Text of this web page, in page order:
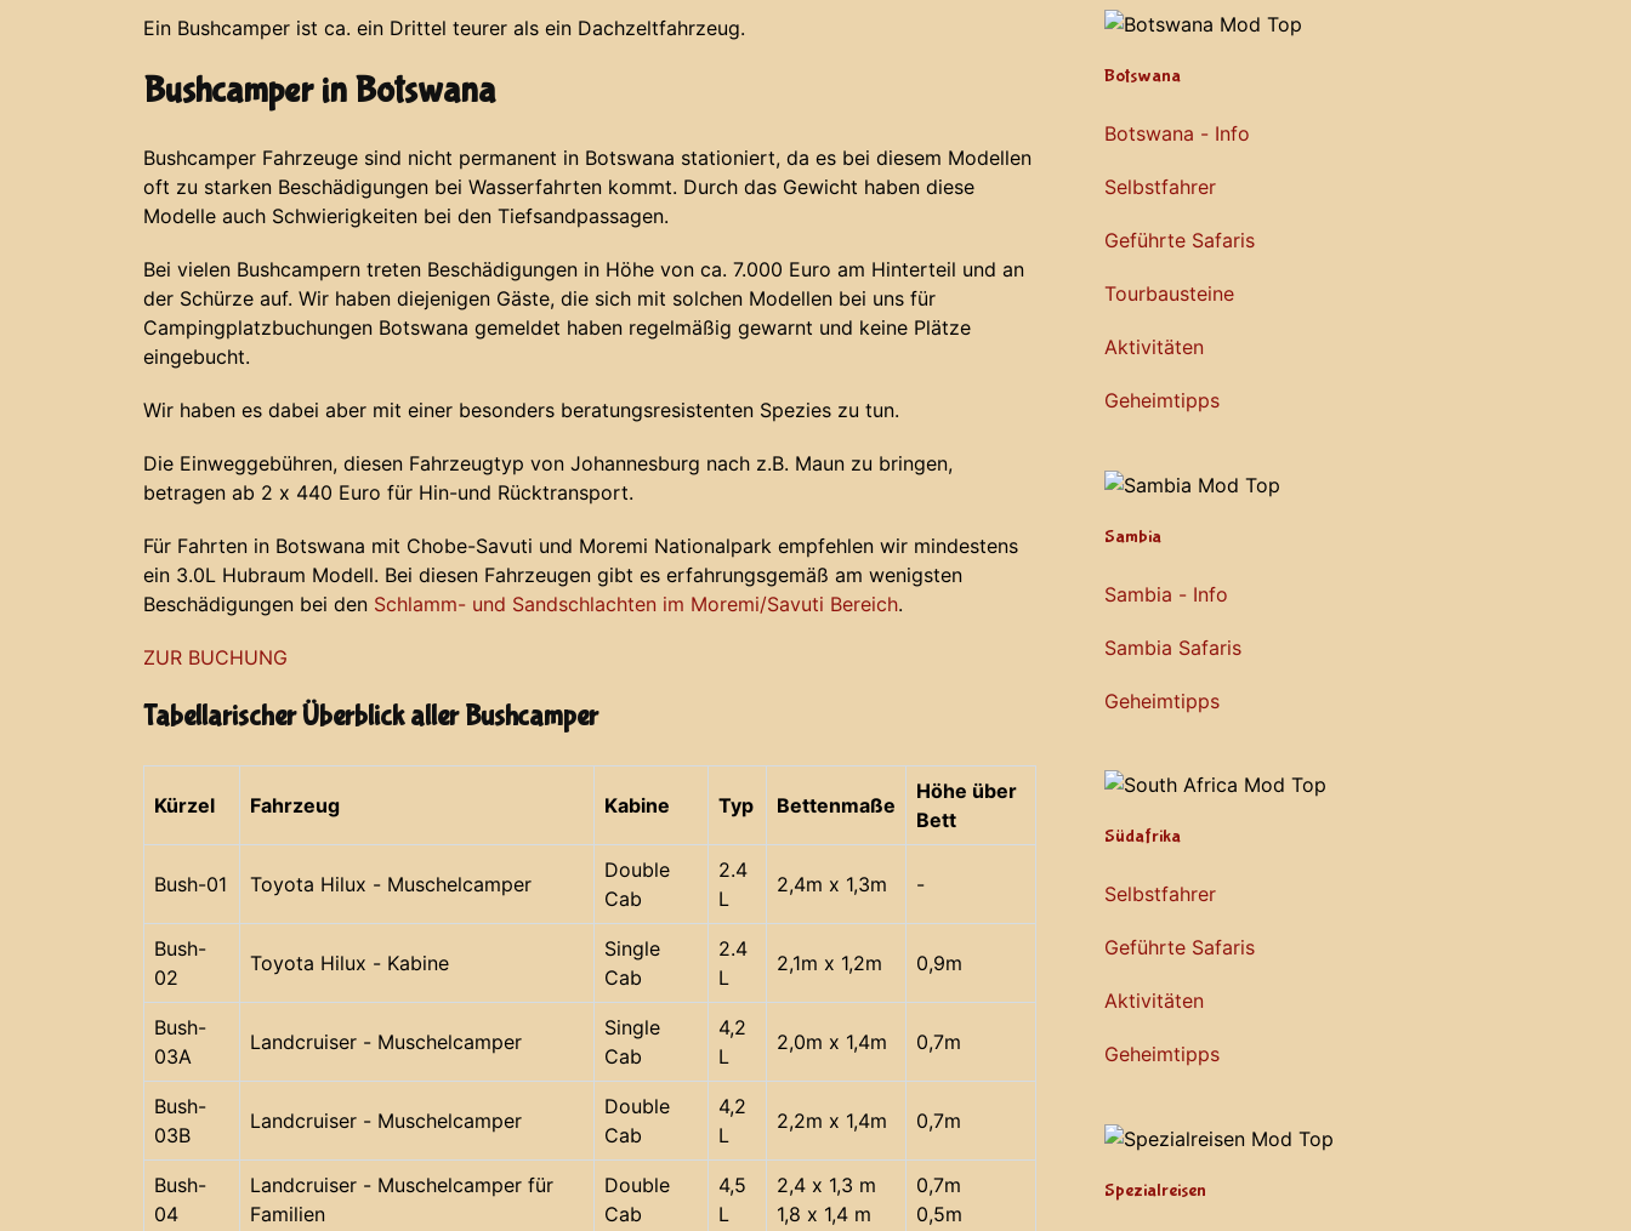
Ein Bushcamper ist ca. ein Drittel teurer als ein Dachzeltfahrzeug.
Bushcamper in Botswana
Bushcamper Fahrzeuge sind nicht permanent in Botswana stationiert, da es bei diesem Modellen
oft zu starken Beschädigungen bei Wasserfahrten kommt. Durch das Gewicht haben diese
Modelle auch Schwierigkeiten bei den Tiefsandpassagen.
Bei vielen Bushcampern treten Beschädigungen in Höhe von ca. 7.000 Euro am Hinterteil und an
der Schürze auf. Wir haben diejenigen Gäste, die sich mit solchen Modellen bei uns für
Campingplatzbuchungen Botswana gemeldet haben regelmäßig gewarnt und keine Plätze
eingebucht.
Wir haben es dabei aber mit einer besonders beratungsresistenten Spezies zu tun.
Die Einweggebühren, diesen Fahrzeugtyp von Johannesburg nach z.B. Maun zu bringen,
betragen ab 2 x 440 Euro für Hin-und Rücktransport.
Für Fahrten in Botswana mit Chobe-Savuti und Moremi Nationalpark empfehlen wir mindestens
ein 3.0L Hubraum Modell. Bei diesen Fahrzeugen gibt es erfahrungsgemäß am wenigsten
Beschädigungen bei den Schlamm- und Sandschlachten im Moremi/Savuti Bereich.
ZUR BUCHUNG
Tabellarischer Überblick aller Bushcamper
Kürzel Fahrzeug Kabine Typ Bettenmaße
Höhe über
Bett
Bush-01 Toyota Hilux - Muschelcamper
Double
Cab
2.4
L
2,4m x 1,3m -
Bush-
02
Toyota Hilux - Kabine
Single
Cab
2.4
L
2,1m x 1,2m 0,9m
Bush-
03A
Landcruiser - Muschelcamper
Single
Cab
4,2
L
2,0m x 1,4m 0,7m
Bush-
03B
Landcruiser - Muschelcamper
Double
Cab
4,2
L
2,2m x 1,4m 0,7m
Bush-
04
Landcruiser - Muschelcamper für
Familien
Double
Cab
4,5
L
2,4 x 1,3 m
1,8 x 1,4 m
0,7m
0,5m
Botswana
Botswana - Info
Selbstfahrer
Geführte Safaris
Tourbausteine
Aktivitäten
Geheimtipps
Sambia
Sambia - Info
Sambia Safaris
Geheimtipps
Südafrika
Selbstfahrer
Geführte Safaris
Aktivitäten
Geheimtipps
Spezialreisen